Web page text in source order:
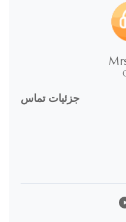
جزئیات تماس